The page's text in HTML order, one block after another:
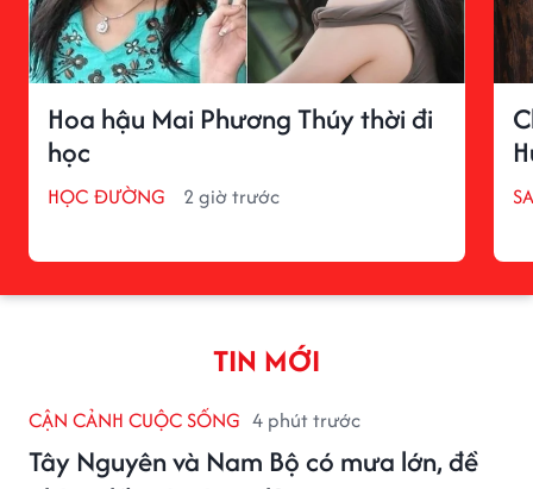
Hoa hậu Mai Phương Thúy thời đi
học
HỌC ĐƯỜNG 2 giờ trước
TIN MỚI
CẬN CẢNH CUỘC SỐNG 4 phút trước
Tây Nguyên và Nam Bộ có mưa lớn, đề